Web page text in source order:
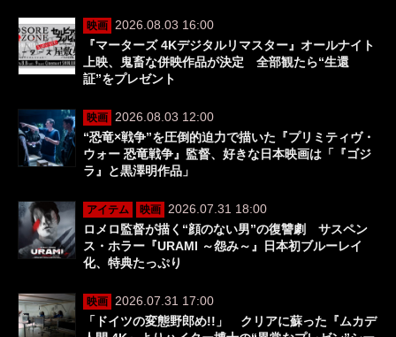
映画
2026.08.03 16:00
『マーターズ 4Kデジタルリマスター』オールナイト
上映、鬼畜な併映作品が決定 全部観たら“生還
証”をプレゼント
映画
2026.08.03 12:00
“恐竜×戦争”を圧倒的迫力で描いた『プリミティヴ・
ウォー 恐竜戦争』監督、好きな日本映画は「『ゴジ
ラ』と黒澤明作品」
アイテム 映画
2026.07.31 18:00
ロメロ監督が描く“顔のない男”の復讐劇 サスペン
ス・ホラー『URAMI ～怨み～』日本初ブルーレイ
化、特典たっぷり
映画
2026.07.31 17:00
「ドイツの変態野郎め!!」 クリアに蘇った『ムカデ